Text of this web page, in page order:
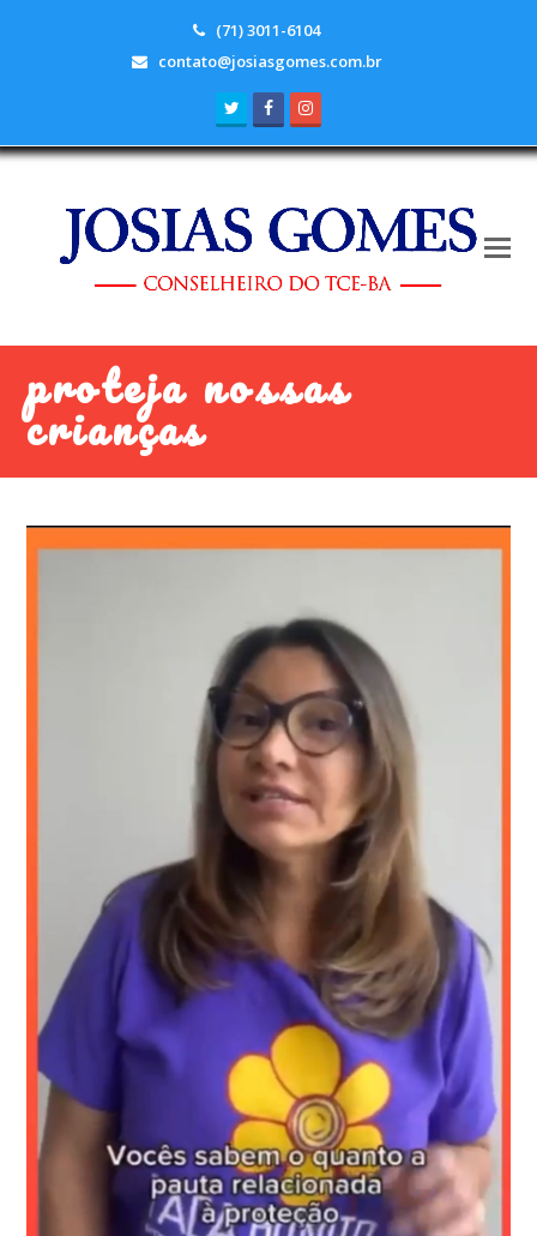
(71) 3011-6104
contato@josiasgomes.com.br
TwitterFacebook
proteja nossas
crianças